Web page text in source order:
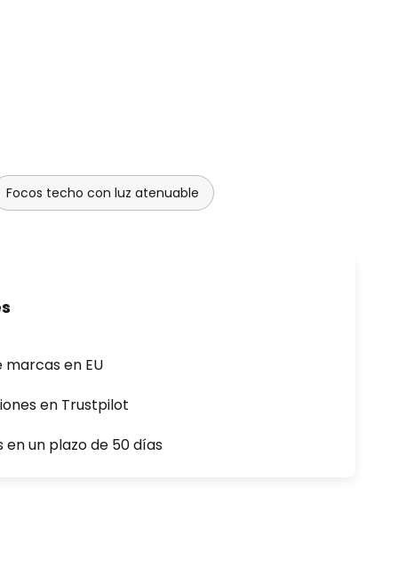
Focos techo con luz atenuable
en EU
en Trustpilot
un plazo de 50 días